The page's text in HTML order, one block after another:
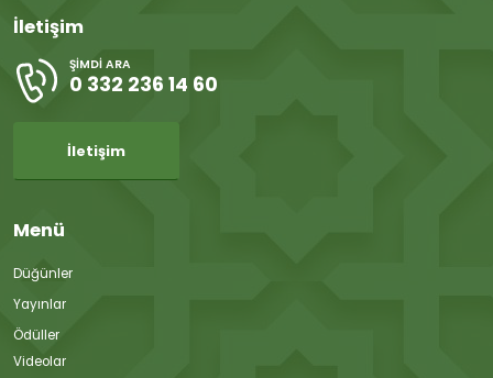
İletişim
ŞIMDI ARA
0 332 236 14 60
İletişim
Menü
Düğünler
Yayınlar
Ödüller
Videolar